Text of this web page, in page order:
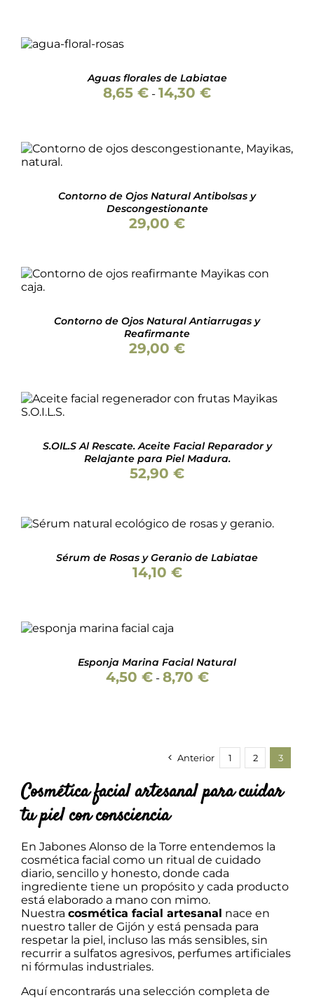
OPCIONES ESTE
TIENE
MÚLTIPLES
VARIANTES.
PUEDEN
LA
PÁGINA
PRODUCTO
/
Aguas florales de Labiatae
8,65 € - 14,30 €Rango
8,65 €
hasta
AÑADIR AL CARRITO DETALLES
Contorno de Ojos Natural Antibolsas y
Descongestionante
29,00 €
AÑADIR AL CARRITO DETALLES
Contorno de Ojos Natural Antiarrugas y
Reafirmante
29,00 €
AÑADIR AL CARRITO
S.OIL.S Al Rescate. Aceite Facial Reparador y
Relajante para Piel Madura.
52,90 €
AÑADIR AL CARRITO / DETALLES
Sérum de Rosas y Geranio de Labiatae
14,10 €
OPCIONES ESTE
TIENE
MÚLTIPLES
VARIANTES.
PÁGINA
PRODUCTO
/
Esponja Marina Facial Natural
4,50 € - 8,70 €Rango
8,70 €
Anterior 1 2 3
Cosmética facial artesanal para cuidar
tu piel con consciencia
En Jabones Alonso de la Torre entendemos la
cosmética facial como un ritual de cuidado
diario, sencillo y honesto, donde cada
ingrediente tiene un propósito y cada producto
está elaborado a mano con mimo.
Nuestra cosmética facial artesanal nace en
nuestro taller de Gijón y está pensada para
respetar la piel, incluso las más sensibles, sin
recurrir a sulfatos agresivos, perfumes artificiales
ni fórmulas industriales.
Aquí encontrarás una selección completa de